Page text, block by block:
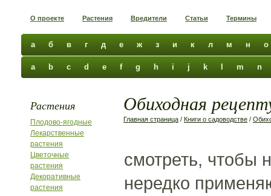
О проекте Растения Вредители Статьи Термины
а б в г д е ж з и к л м н о
a b c d e f g h i j k m n
Растения
Плодово-ягодные
Лекарственные
растения
Цветочные
растения
Декоративные
растения
Обиходная
Главная страница / Книги о садоводстве /
смотреть, чтобы
нередко